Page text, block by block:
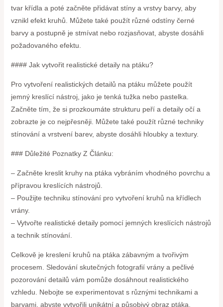
tvar křídla a poté začněte přidávat stíny a vrstvy barvy, aby
vznikl efekt kruhů. Můžete také použít různé odstíny černé
barvy a postupně je stmívat nebo rozjasňovat, abyste dosáhli
požadovaného efektu.
#### Jak vytvořit realistické detaily na ptáku?
Pro vytvoření realistických detailů na ptáku můžete použít
jemný kreslící nástroj, jako je tenká tužka nebo pastelka.
Začněte tím, že si prozkoumáte strukturu peří a detaily očí a
zobrazte je co nejpřesněji. Můžete také použít různé techniky
stínování a vrstvení barev, abyste dosáhli hloubky a textury.
### Důležité Poznatky Z Článku:
– Začněte kreslit kruhy na ptáka vybráním vhodného povrchu a
přípravou kreslících nástrojů.
– Použijte techniku stínování pro vytvoření kruhů na křídlech
vrány.
– Vytvořte realistické detaily pomocí jemných kreslících nástrojů
a technik stínování.
Celkově je kreslení kruhů na ptáka zábavným a tvořivým
procesem. Sledování skutečných fotografií vrány a pečlivé
pozorování detailů vám pomůže dosáhnout realistického
vzhledu. Nebojte se experimentovat s různými technikami a
barvami, abyste vytvořili unikátní a působivý obraz ptáka.